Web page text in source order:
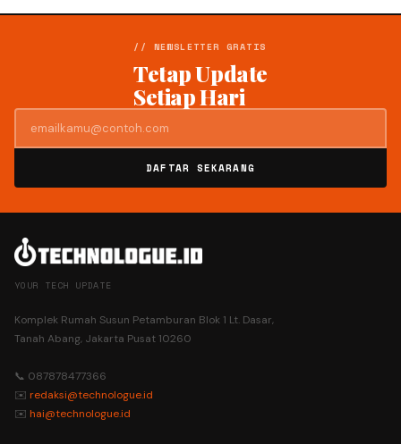
// NEWSLETTER GRATIS
Tetap Update
Setiap Hari
DAFTAR SEKARANG
YOUR TECH UPDATE
Komplek Rumah Susun Petamburan Blok 1 Lt. Dasar,
Tanah Abang, Jakarta Pusat 10260
📞 087878477366
✉️ redaksi@technologue.id
✉️ hai@technologue.id